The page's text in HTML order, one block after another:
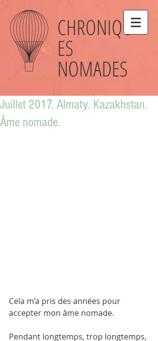
CHRONIQU
ES
NOMADES
Juillet 2017. Almaty. Kazakhstan.
Âme nomade.
Cela m’a pris des années pour
accepter mon âme nomade.
Pendant longtemps, trop longtemps,